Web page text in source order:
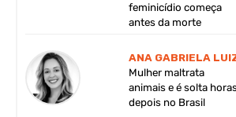
feminicídio começa
antes da morte
ANA GABRIELA
Mulher maltrata
animais e é solta
depois no Brasil